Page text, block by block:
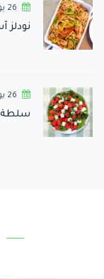
26 يوليو,2026
نودلز
26 يوليو,2026
سلطة